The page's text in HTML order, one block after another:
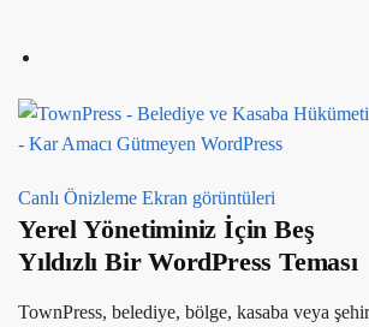
Canlı Önizleme Ekran görüntüleri
Yerel Yönetiminiz İçin Beş
Yıldızlı Bir WordPress Teması
TownPress, belediye, bölge, kasaba veya